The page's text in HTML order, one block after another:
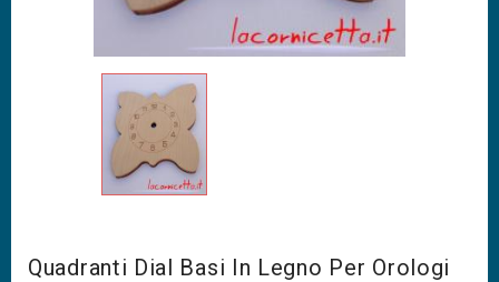
Quadranti Dial Basi In Legno Per Orologi